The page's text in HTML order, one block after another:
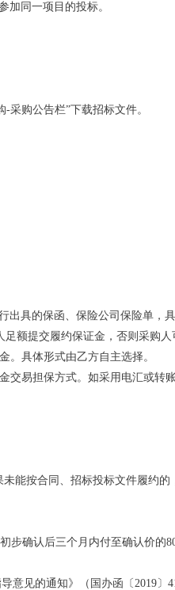
加同一项目的投标。
采购公告栏”下载招标文件。
具的保函、保险公司保险单，
额提交履约保证金，否则采购人
。具体形式由乙方自主选择。
易担保方式。如采用电汇或转
能按合同、招标投标文件履约的
确认后三个月内付至确认价的
见的通知》（国办函〔2019